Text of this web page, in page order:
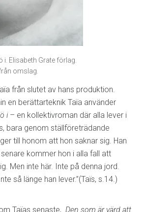
i. Elisabeth Grate förlag.
omslag.
från slutet av hans produktion.
en berättarteknik Taïa använder
i– en kollektivroman där alla lever i
bara genom ställföreträdande
till honom att hon saknar sig. Han
kommer hon i alla fall att
Men inte här. Inte på denna jord.
så länge han lever.”(Taïs, s.14.)
Taïas senaste, Den som är värd att